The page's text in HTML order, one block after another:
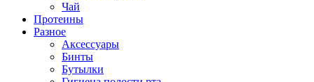
Чай
Протеины
Разное
Аксессуары
Бинты
Бутылки